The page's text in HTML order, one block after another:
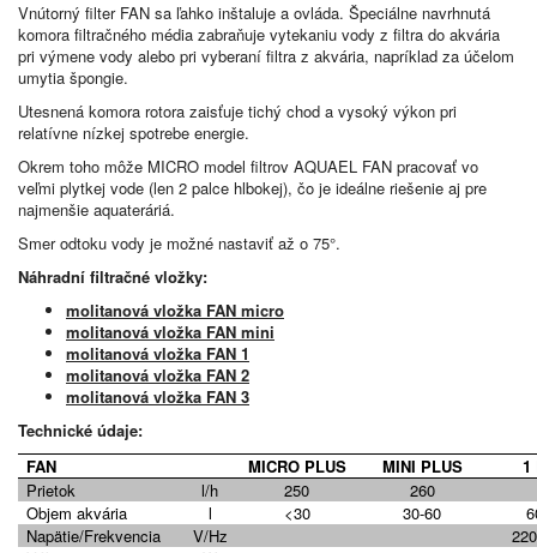
Vnútorný filter FAN sa ľahko inštaluje a ovláda. Špeciálne navrhnutá
komora filtračného média zabraňuje vytekaniu vody z filtra do akvária
pri výmene vody alebo pri vyberaní filtra z akvária, napríklad za účelom
umytia špongie.
Utesnená komora rotora zaisťuje tichý chod a vysoký výkon pri
relatívne nízkej spotrebe energie.
Okrem toho môže MICRO model filtrov AQUAEL FAN pracovať vo
veľmi plytkej vode (len 2 palce hlbokej), čo je ideálne riešenie aj pre
najmenšie aquateráriá.
Smer odtoku vody je možné nastaviť až o 75°.
Náhradní filtračné vložky:
molitanová vložka FAN micro
molitanová vložka FAN mini
molitanová vložka FAN 1
molitanová vložka FAN 2
molitanová vložka FAN 3
Technické údaje:
FAN
MICRO PLUS MINI PLUS
1
Prietok
l/h 250
260
Objem akvária
l <30 30-60
Napätie/Frekvencia
V/Hz